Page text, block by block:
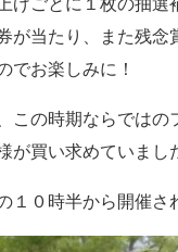
ごとに１枚の抽選
が当たり、また残
でお楽しみに！
の時期ならではの
が買い求めていまし
１０時半から開催さ